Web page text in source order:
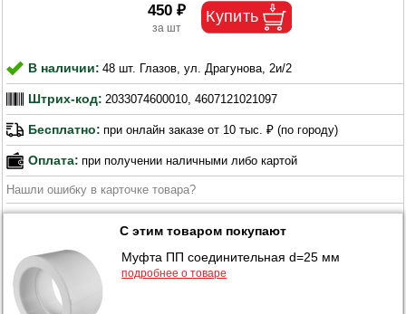
450 ₽
В наличии: 48 шт. Глазов, ул. Драгунова, 2и/2
Штрих-код: 2033074600010, 4607121021097
Бесплатно: при онлайн заказе от 10 тыс. ₽ (по городу)
Оплата: при получении наличными либо картой
Нашли ошибку в карточке товара?
С этим товаром покупают
Муфта ПП соединительная d=25 мм
подробнее о товаре